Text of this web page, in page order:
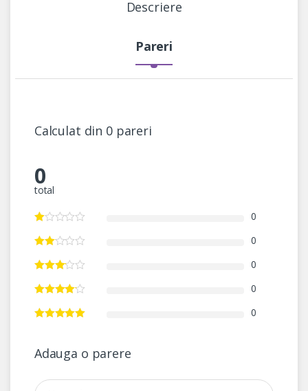
Descriere
Pareri
Calculat din 0 pareri
0
total
0
0
0
0
0
Adauga o parere